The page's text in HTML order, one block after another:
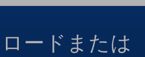
ードまたは